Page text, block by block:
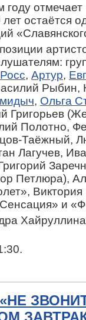
отмечает
остаётся
, Артур,
Рыбин,
, Ольга
Григорьев
Полотно,
Таёжный,
Лагучев,
Петлюра),
и